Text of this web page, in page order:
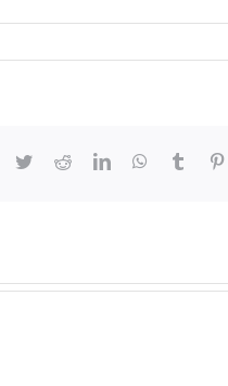
Facebook
TwitterRedditLinkedInWhatsApp
Tumblr